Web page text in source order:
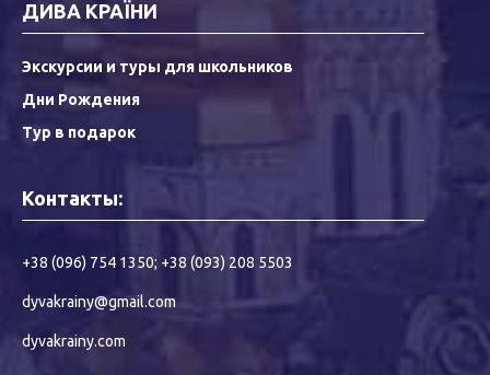
ДИВА КРАЇНИ
Экскурсии и туры для школьников
Дни Рождения
Тур в подарок
Контакты:
+38 (096) 754 1350; +38 (093) 208 5503
dyvakrainy@gmail.com
dyvakrainy.com